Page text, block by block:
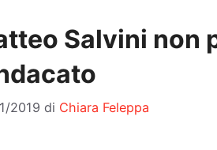
Salvini non
2019 di Chiara Feleppa